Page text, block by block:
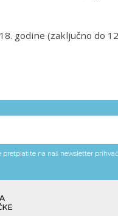
godine (zaključno do
na naš newsletter